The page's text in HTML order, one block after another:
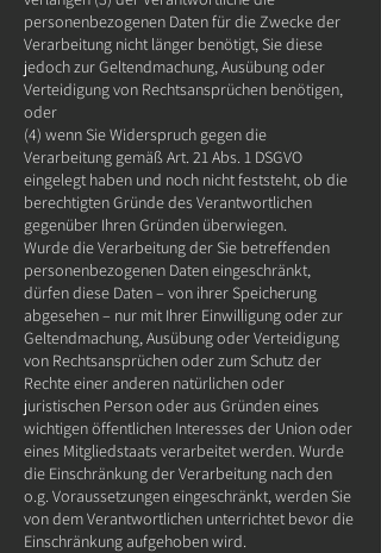
personenbezogenen Daten für die Zwecke der
Verarbeitung nicht länger benötigt, Sie diese
jedoch zur Geltendmachung, Ausübung oder
Verteidigung von Rechtsansprüchen benötigen,
oder
(4) wenn Sie Widerspruch gegen die
Verarbeitung gemäß Art. 21 Abs. 1 DSGVO
eingelegt haben und noch nicht feststeht, ob die
berechtigten Gründe des Verantwortlichen
gegenüber Ihren Gründen überwiegen.
Wurde die Verarbeitung der Sie betreffenden
personenbezogenen Daten eingeschränkt,
dürfen diese Daten – von ihrer Speicherung
abgesehen – nur mit Ihrer Einwilligung oder zur
Geltendmachung, Ausübung oder Verteidigung
von Rechtsansprüchen oder zum Schutz der
Rechte einer anderen natürlichen oder
juristischen Person oder aus Gründen eines
wichtigen öffentlichen Interesses der Union oder
eines Mitgliedstaats verarbeitet werden. Wurde
die Einschränkung der Verarbeitung nach den
o.g. Voraussetzungen eingeschränkt, werden Sie
von dem Verantwortlichen unterrichtet bevor die
Einschränkung aufgehoben wird.